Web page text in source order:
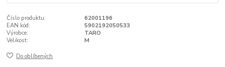
Číslo produktu:
62001196
EAN kód:
5902192050533
Výrobce:
TARO
Velikost:
M
Do oblíbených